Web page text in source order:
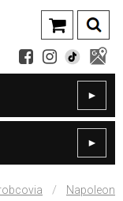
►
►
/ Napoleon